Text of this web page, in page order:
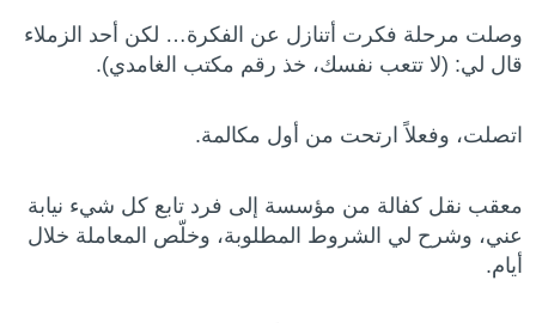
وصلت مرحلة فكرت أتنازل عن الفكرة… لكن أحد الزملاء
قال لي: (لا تتعب نفسك، خذ رقم مكتب الغامدي).
اتصلت، وفعلاً ارتحت من أول مكالمة.
معقب نقل كفالة من مؤسسة إلى فرد تابع كل شيء نيابة
عني، وشرح لي الشروط المطلوبة، وخلّص المعاملة خلال
أيام.